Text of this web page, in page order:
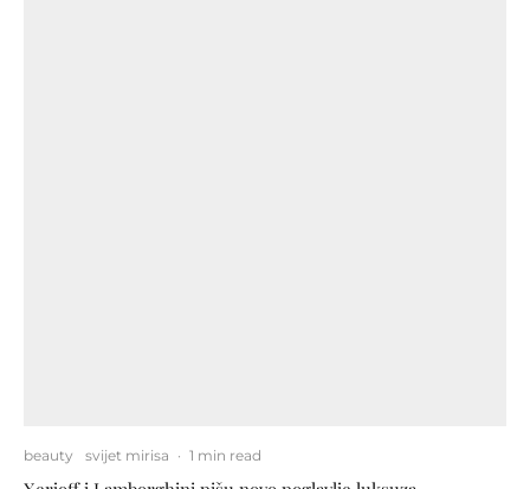
beauty svijet mirisa · 1 min read